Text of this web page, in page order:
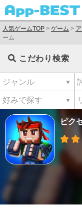
人気ゲームTOP > ゲーム >
ーム
こだわり検索
ピク